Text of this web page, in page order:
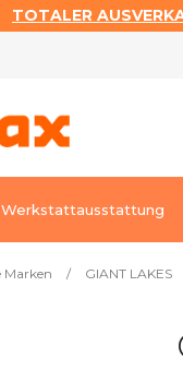
TOTALER
Werkstattausstattung
Marken / GIANT LAKES